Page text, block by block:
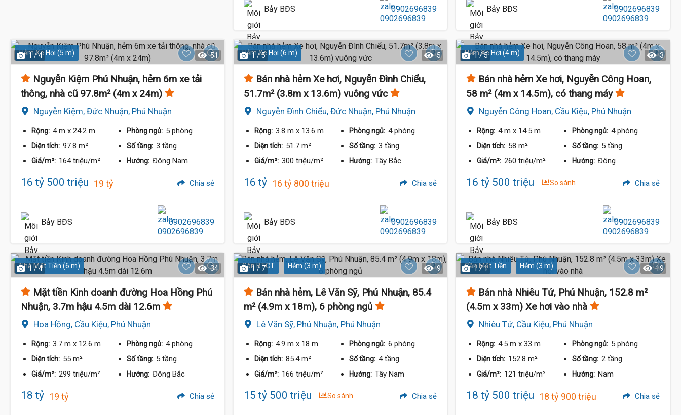
Bảy BĐS 0902696839 Bảy BĐS 0902696839
Hẻm Xe Hơi (5 m)
1 / 4 51
Nguyễn Kiệm Phú Nhuận, hẻm 6m xe tải
thông, nhà cũ 97.8m² (4m x 24m)
Nguyễn Kiệm, Đức Nhuận, Phú Nhuận
Rộng: 4 m x 24.2 m Phòng ngủ: 5 phòng
Diện tích: 97.8 m² Số tầng: 3 tầng
Giá/m²: 164 triệu/m² Hướng: Đông Nam
16 tỷ 500 triệu 19 tỷ Chia sẻ
Bảy BĐS 0902696839
Hẻm Xe Hơi (6 m)
1 / 5 5
Bán nhà hẻm Xe hơi, Nguyễn Đình Chiểu,
51.7m² (3.8m x 13.6m) vuông vức
Nguyễn Đình Chiểu, Đức Nhuận, Phú Nhuận
Rộng: 3.8 m x 13.6 m Phòng ngủ: 4 phòng
Diện tích: 51.7 m² Số tầng: 3 tầng
Giá/m²: 300 triệu/m² Hướng: Tây Bắc
16 tỷ 16 tỷ 800 triệu Chia sẻ
Bảy BĐS 0902696839
Hẻm Xe Hơi (4 m)
1 / 5 3
Bán nhà hẻm Xe hơi, Nguyễn Công Hoan,
58 m² (4m x 14.5m), có thang máy
Nguyễn Công Hoan, Cầu Kiệu, Phú Nhuận
Rộng: 4 m x 14.5 m Phòng ngủ: 4 phòng
Diện tích: 58 m² Số tầng: 5 tầng
Giá/m²: 260 triệu/m² Hướng: Đông
16 tỷ 500 triệu So sánh Chia sẻ
Bảy BĐS 0902696839
Nhà Mặt Tiền (6 m)
1 / 4 34
Mặt tiền Kinh doanh đường Hoa Hồng Phú
Nhuận, 3.7m hậu 4.5m dài 12.6m
Hoa Hồng, Cầu Kiệu, Phú Nhuận
Rộng: 3.7 m x 12.6 m Phòng ngủ: 4 phòng
Diện tích: 55 m² Số tầng: 5 tầng
Giá/m²: 299 triệu/m² Hướng: Đông Bắc
18 tỷ 19 tỷ Chia sẻ
Sàn BTCT Hẻm (3 m)
1 / 7 9
Bán nhà hẻm, Lê Văn Sỹ, Phú Nhuận, 85.4
m² (4.9m x 18m), 6 phòng ngủ
Lê Văn Sỹ, Phú Nhuận, Phú Nhuận
Rộng: 4.9 m x 18 m Phòng ngủ: 6 phòng
Diện tích: 85.4 m² Số tầng: 4 tầng
Giá/m²: 166 triệu/m² Hướng: Tây Nam
15 tỷ 500 triệu So sánh Chia sẻ
Gần Mặt Tiền Hẻm (3 m)
1 / 1 19
Bán nhà Nhiêu Tứ, Phú Nhuận, 152.8 m²
(4.5m x 33m) Xe hơi vào nhà
Nhiêu Tứ, Cầu Kiệu, Phú Nhuận
Rộng: 4.5 m x 33 m Phòng ngủ: 5 phòng
Diện tích: 152.8 m² Số tầng: 2 tầng
Giá/m²: 121 triệu/m² Hướng: Nam
18 tỷ 500 triệu 18 tỷ 900 triệu Chia sẻ
15.5 Tỷ
16.6 Tỷ
15.9 Tỷ
19 Tỷ
17.8 Tỷ